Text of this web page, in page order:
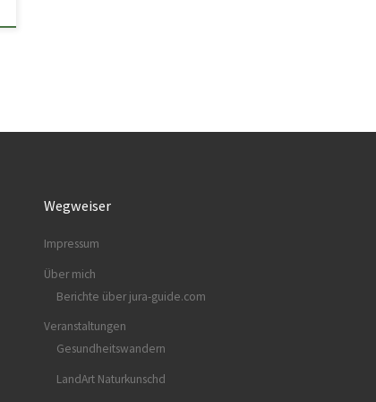
Wegweiser
Impressum
Über mich
Berichte über jura-guide.com
Veranstaltungen
Gesundheitswandern
LandArt Naturkunschd